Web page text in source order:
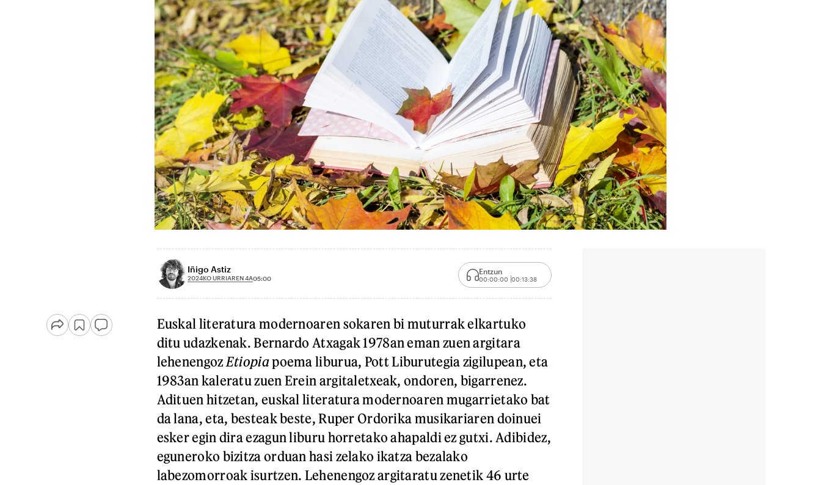
Iñigo Astiz
2024KO URRIAREN 4A05:00
Entzun
00:00:00 00:13:38
Euskal literatura modernoaren sokaren bi muturrak elkartuko
ditu udazkenak. Bernardo Atxagak 1978an eman zuen argitara
lehenengoz Etiopiapoema liburua, Pott Liburutegia zigilupean, eta
1983an kaleratu zuen Erein argitaletxeak, ondoren, bigarrenez.
Adituen hitzetan, euskal literatura modernoaren mugarrietako bat
da lana, eta, besteak beste, Ruper Ordorika musikariaren doinuei
esker egin dira ezagun liburu horretako ahapaldi ez gutxi. Adibidez,
eguneroko bizitza orduan hasi zelako ikatza bezalako
labezomorroak isurtzen. Lehenengoz argitaratu zenetik 46 urte